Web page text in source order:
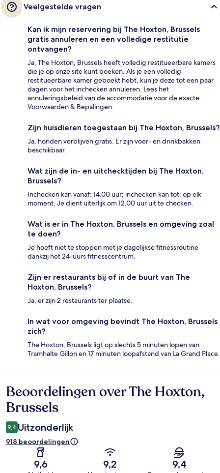
Veelgestelde vragen
Kan ik mijn reservering bij The Hoxton, Brussels
gratis annuleren en een volledige restitutie
ontvangen?
Ja, The Hoxton, Brussels heeft volledig restitueerbare kamers
die je op onze site kunt boeken. Als je een volledig
restitueerbare kamer geboekt hebt, kun je deze tot een paar
dagen voor het inchecken annuleren. Lees het
annuleringsbeleid van de accommodatie voor de exacte
Voorwaarden & Bepalingen.
Zijn huisdieren toegestaan bij The Hoxton, Brussels?
Ja, honden verblijven gratis. Er zijn voer- en drinkbakken
beschikbaar.
Wat zijn de in- en uitchecktijden bij The Hoxton,
Brussels?
Inchecken kan vanaf: 14.00 uur; inchecken kan tot: op elk
moment. Je dient uiterlijk om 12.00 uur uit te checken.
Wat is er in The Hoxton, Brussels en omgeving zoal
te doen?
Je hoeft niet te stoppen met je dagelijkse fitnessroutine
dankzij het 24-uurs fitnesscentrum.
Zijn er restaurants bij of in de buurt van The
Hoxton, Brussels?
Ja, er zijn 2 restaurants ter plaatse.
In wat voor omgeving bevindt The Hoxton, Brussels
zich?
The Hoxton, Brussels ligt op slechts 5 minuten lopen van
Tramhalte Gillon en 17 minuten loopafstand van La Grand Place.
Beoordelingen
Beoordelingen over The Hoxton,
Brussels
9,4 Uitzonderlijk
918 beoordelingen
9,6 9,2 9,4